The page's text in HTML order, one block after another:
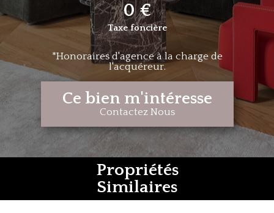
*Honoraires d'agence à la charge de
l'acquéreur.
0 €
Taxe foncière
Ce bien m'intéresse
Contactez Nous
Propriétés
Similaires